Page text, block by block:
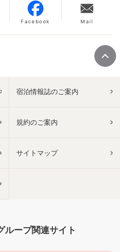
Facebook Mail
宿泊情報誌のご案内
規約のご案内
サイトマップ
ループ関連サイト